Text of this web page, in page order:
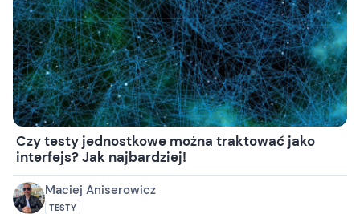
Czy testy jednostkowe można traktować jako
interfejs? Jak najbardziej!
Maciej Aniserowicz
TESTY